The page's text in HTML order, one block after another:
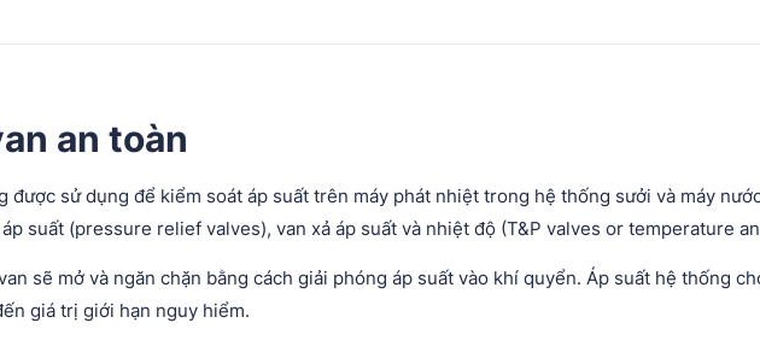
an toàn
được sử dụng để kiểm soát áp suất trên máy phát nhiệt trong hệ thống sưởi và máy
suất (pressure relief valves), van xả áp suất và nhiệt độ (T&P valves or temperature
sẽ mở và ngăn chặn bằng cách giải phóng áp suất vào khí quyển. Áp suất hệ thống
giá trị giới hạn nguy hiểm.